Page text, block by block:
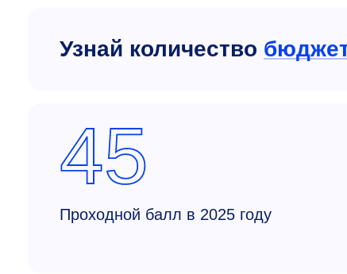
Узнай количество
45
Проходной балл в 2025 году